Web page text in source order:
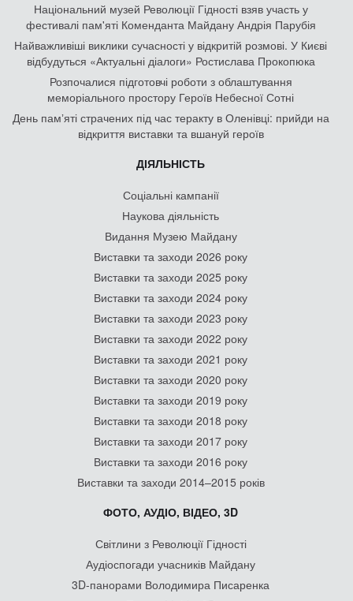
Національний музей Революції Гідності взяв участь у
фестивалі пам'яті Коменданта Майдану Андрія Парубія
Найважливіші виклики сучасності у відкритій розмові. У Києві
відбудуться «Актуальні діалоги» Ростислава Прокопюка
Розпочалися підготовчі роботи з облаштування
меморіального простору Героїв Небесної Сотні
День памʼяті страчених під час теракту в Оленівці: прийди на
відкриття виставки та вшануй героїв
ДІЯЛЬНІСТЬ
Соціальні кампанії
Наукова діяльність
Видання Музею Майдану
Виставки та заходи 2026 року
Виставки та заходи 2025 року
Виставки та заходи 2024 року
Виставки та заходи 2023 року
Виставки та заходи 2022 року
Виставки та заходи 2021 року
Виставки та заходи 2020 року
Виставки та заходи 2019 року
Виставки та заходи 2018 року
Виставки та заходи 2017 року
Виставки та заходи 2016 року
Виставки та заходи 2014–2015 років
ФОТО, АУДІО, ВІДЕО, 3D
Світлини з Революції Гідності
Аудіоспогади учасників Майдану
3D-панорами Володимира Писаренка